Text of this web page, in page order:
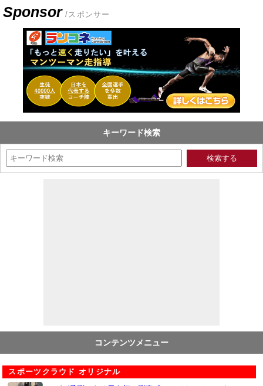
Sponsor /スポンサー
キーワード検索
コンテンツメニュー
スポーツクラウド オリジナル